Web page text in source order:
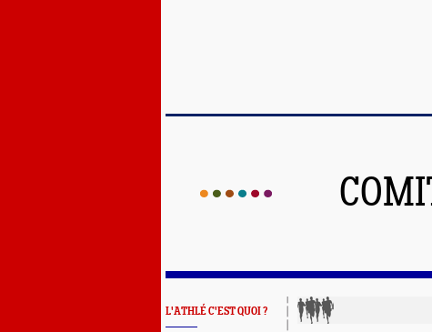
L'ATHLÉ C'EST QUOI ?